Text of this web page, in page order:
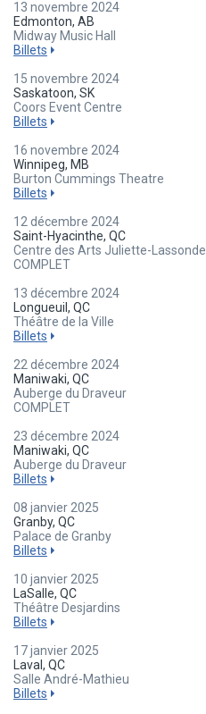
13 novembre 2024
Edmonton, AB
Midway Music Hall
Billets
15 novembre 2024
Saskatoon, SK
Coors Event Centre
Billets
16 novembre 2024
Winnipeg, MB
Burton Cummings Theatre
Billets
12 décembre 2024
Saint-Hyacinthe, QC
Centre des Arts Juliette-Lassonde
COMPLET
13 décembre 2024
Longueuil, QC
Théâtre de la Ville
Billets
22 décembre 2024
Maniwaki, QC
Auberge du Draveur
COMPLET
23 décembre 2024
Maniwaki, QC
Auberge du Draveur
Billets
08 janvier 2025
Granby, QC
Palace de Granby
Billets
10 janvier 2025
LaSalle, QC
Théâtre Desjardins
Billets
17 janvier 2025
Laval, QC
Salle André-Mathieu
Billets